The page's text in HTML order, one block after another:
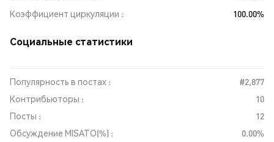
Коэффициент циркуляции
100.00%
Социальные статистики
Популярность в постах :
#2,877
Контрибьюторы :
10
Посты :
12
Обсуждение MISATO(%) :
0.00%